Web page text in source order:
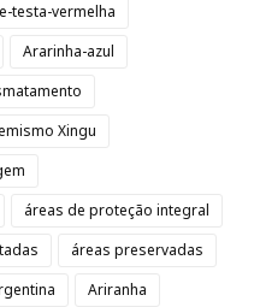
testa-vermelha
Ararinha-azul
Xingu
áreas de proteção integral
áreas preservadas
Ariranha